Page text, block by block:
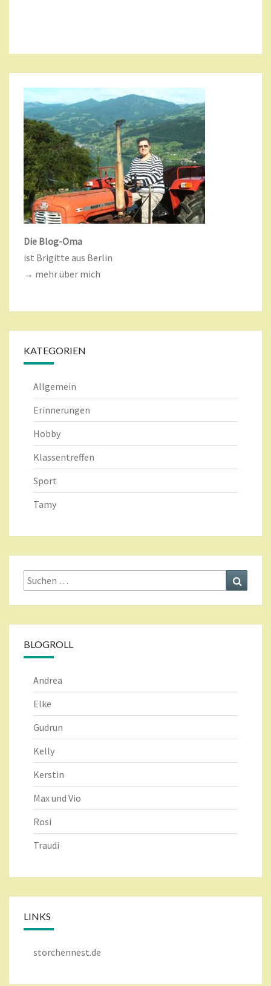
Die Blog-Oma
ist Brigitte aus Berlin
→ mehr über mich
KATEGORIEN
Allgemein
Erinnerungen
Hobby
Klassentreffen
Sport
Tamy
Suche
nach:
BLOGROLL
Andrea
Elke
Gudrun
Kelly
Kerstin
Max und Vio
Rosi
Traudi
LINKS
storchennest.de